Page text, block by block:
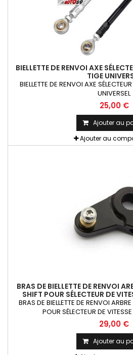
BIELLETTE DE RENVOI AXE
TIGE
BIELLETTE DE RENVOI AXE
UNIVERSEL
25,00 €
Ajouter au
Ajouter au
BRAS DE BIELLETTE DE RENVOI
SHIFT POUR SÉLECTEUR DE
BRAS DE BIELLETTE DE RENVOI
POUR SÉLECTEUR DE
29,00 €
Ajouter au